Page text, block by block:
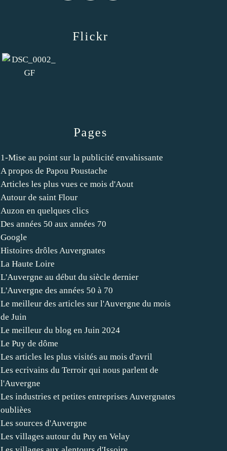
Pages
1-Mise au point sur la publicité envahissante
A propos de Papou Poustache
Articles les plus vues ce mois d'Aout
Autour de saint Flour
Auzon en quelques clics
Des années 50 aux années 70
Google
Histoires drôles Auvergnates
La Haute Loire
L'Auvergne au début du siècle dernier
L'Auvergne des années 50 à 70
Le meilleur des articles sur l'Auvergne du mois
de Juin
Le meilleur du blog en Juin 2024
Le Puy de dôme
Les articles les plus visités au mois d'avril
Les ecrivains du Terroir qui nous parlent de
l'Auvergne
Les industries et petites entreprises Auvergnates
oublièes
Les sources d'Auvergne
Les villages autour du Puy en Velay
Flickr